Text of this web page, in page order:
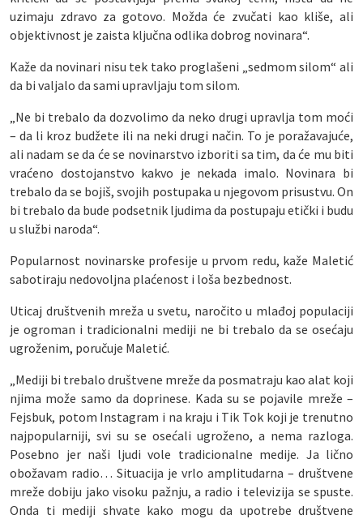
uzimaju zdravo za gotovo. Možda će zvučati kao kliše, ali
objektivnost je zaista ključna odlika dobrog novinara“.
Kaže da novinari nisu tek tako proglašeni „sedmom silom“ ali
da bi valjalo da sami upravljaju tom silom.
„Ne bi trebalo da dozvolimo da neko drugi upravlja tom moći
– da li kroz budžete ili na neki drugi način. To je poražavajuće,
ali nadam se da će se novinarstvo izboriti sa tim, da će mu biti
vraćeno dostojanstvo kakvo je nekada imalo. Novinara bi
trebalo da se bojiš, svojih postupaka u njegovom prisustvu. On
bi trebalo da bude podsetnik ljudima da postupaju etički i budu
u službi naroda“.
Popularnost novinarske profesije u prvom redu, kaže Maletić
sabotiraju nedovoljna plaćenost i loša bezbednost.
Uticaj društvenih mreža u svetu, naročito u mlađoj populaciji
je ogroman i tradicionalni mediji ne bi trebalo da se osećaju
ugroženim, poručuje Maletić.
„Mediji bi trebalo društvene mreže da posmatraju kao alat koji
njima može samo da doprinese. Kada su se pojavile mreže –
Fejsbuk, potom Instagram i na kraju i Tik Tok koji je trenutno
najpopularniji, svi su se osećali ugroženo, a nema razloga.
Posebno jer naši ljudi vole tradicionalne medije. Ja lično
obožavam radio… Situacija je vrlo amplitudarna – društvene
mreže dobiju jako visoku pažnju, a radio i televizija se spuste.
Onda ti mediji shvate kako mogu da upotrebe društvene